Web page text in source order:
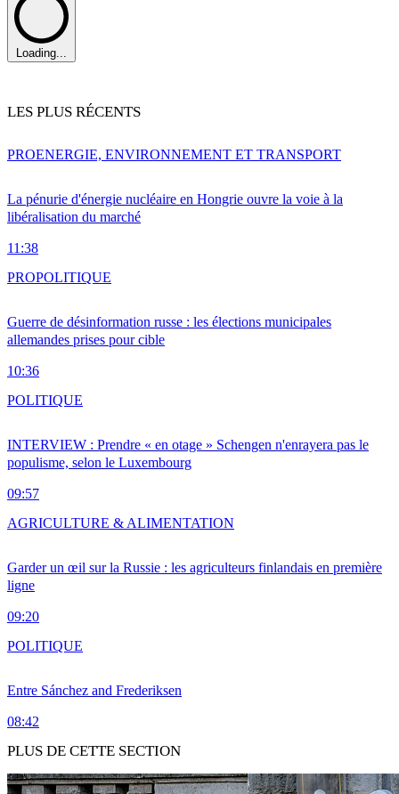
Loading...
LES PLUS RÉCENTS
La pénurie d'énergie nucléaire en Hongrie ouvre la voie à la
libéralisation du marché
11:38
PROENERGIE, ENVIRONNEMENT ET TRANSPORT
Guerre de désinformation russe : les élections municipales
allemandes prises pour cible
10:36
PROPOLITIQUE
INTERVIEW : Prendre « en otage » Schengen n'enrayera pas le
populisme, selon le Luxembourg
09:57
POLITIQUE
Garder un œil sur la Russie : les agriculteurs finlandais en première
ligne
09:20
AGRICULTURE & ALIMENTATION
Entre Sánchez and Frederiksen
08:42
POLITIQUE
PLUS DE CETTE SECTION